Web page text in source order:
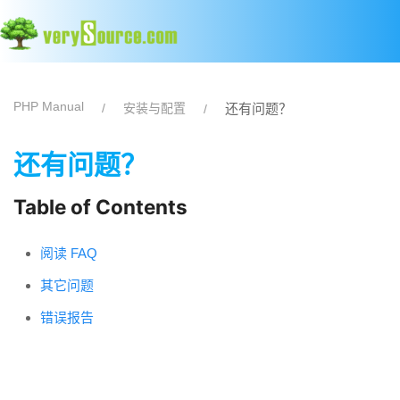
PHP Manual 安装与配置 还有问题？
还有问题？
Table of Contents
阅读 FAQ
其它问题
错误报告